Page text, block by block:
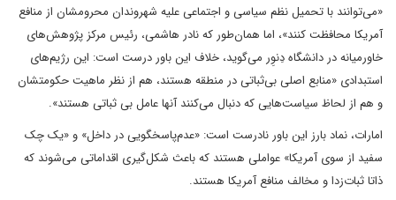
«می‌توانند با تحمیل نظم سیاسی و اجتماعی علیه شهروندان محرومشان از منافع
آمریکا محافظت کنند»، اما همان‌طور که نادر هاشمی، رئیس مرکز پژوهش‌های
خاورمیانه در دانشگاه دِنوِر می‌گوید، خلاف این باور درست است: این رژیم‌های
استبدادی «منابع اصلی بی‌ثباتی در منطقه هستند، هم از نظر ماهیت حکومتشان
و هم از لحاظ سیاست‌هایی که دنبال می‌کنند آنها عامل بی ثباتی هستند».
امارات، نماد بارز این باور نادرست است: «عدم‌پاسخگویی در داخل» و «یک چک
سفید از سوی آمریکا» عواملی هستند که باعث شکل‌گیری اقداماتی می‌شوند که
ذاتا ثبات‌زدا و مخالف منافع آمریکا هستند.